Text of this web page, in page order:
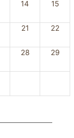
14 15
21 22
28 29